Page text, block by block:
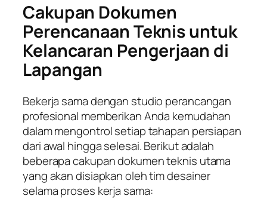
Cakupan Dokumen
Perencanaan Teknis untuk
Kelancaran Pengerjaan di
Lapangan
Bekerja sama dengan studio perancangan
profesional memberikan Anda kemudahan
dalam mengontrol setiap tahapan persiapan
dari awal hingga selesai. Berikut adalah
beberapa cakupan dokumen teknis utama
yang akan disiapkan oleh tim desainer
selama proses kerja sama: